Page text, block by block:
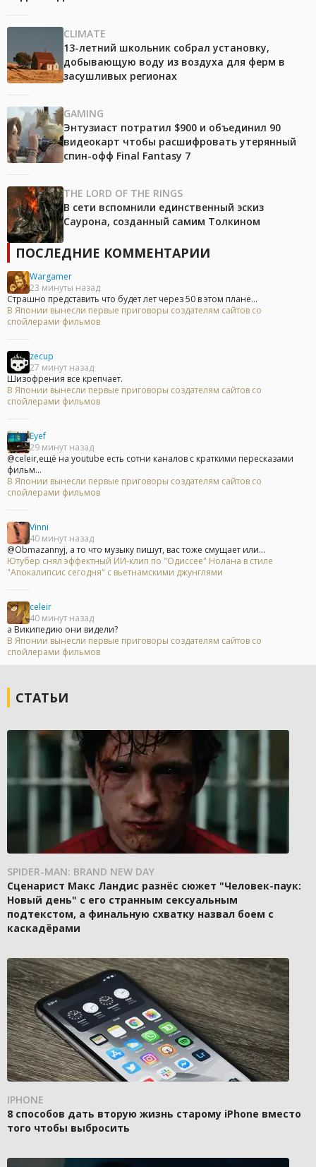
CLIMATE
13-летний школьник собрал установку,
добывающую воду из воздуха для ферм в
засушливых регионах
GAMING
Энтузиаст потратил $900 и объединил 90
видеокарт чтобы расшифровать утерянный
спин-офф Final Fantasy 7
THE LORD OF THE RINGS
В сети вспомнили единственный эскиз
Саурона, созданный самим Толкином
ПОСЛЕДНИЕ КОММЕНТАРИИ
Wargamer
23 минуты назад
Страшно представить что будет лет через 50 в этом плане...
В Японии вынесли первые приговоры создателям сайтов со
спойлерами фильмов
zecup
27 минут назад
Шизофрения все крепчает.
В Японии вынесли первые приговоры создателям сайтов со
спойлерами фильмов
Eyef
29 минут назад
@celeir,ещё на youtube есть сотни каналов с краткими пересказами
фильм...
В Японии вынесли первые приговоры создателям сайтов со
спойлерами фильмов
Vinni
40 минут назад
@Obmazannyj, а то что музыку пишут, вас тоже смущает или...
Ютубер снял эффектный ИИ-клип по "Одиссее" Нолана в стиле
"Апокалипсис сегодня" с вьетнамскими джунглями
celeir
40 минут назад
а Википедию они видели?
В Японии вынесли первые приговоры создателям сайтов со
спойлерами фильмов
СТАТЬИ
SPIDER-MAN: BRAND NEW DAY
Сценарист Макс Ландис разнёс сюжет "Человек-паук:
Новый день" с его странным сексуальным
подтекстом, а финальную схватку назвал боем с
каскадёрами
IPHONE
8 способов дать вторую жизнь старому iPhone вместо
того чтобы выбросить